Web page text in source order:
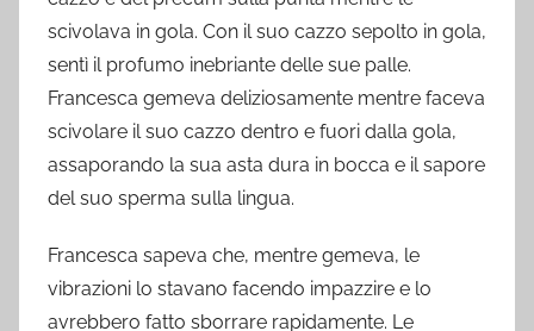
scivolava in gola. Con il suo cazzo sepolto in gola,
sentì il profumo inebriante delle sue palle.
Francesca gemeva deliziosamente mentre faceva
scivolare il suo cazzo dentro e fuori dalla gola,
assaporando la sua asta dura in bocca e il sapore
del suo sperma sulla lingua.
Francesca sapeva che, mentre gemeva, le
vibrazioni lo stavano facendo impazzire e lo
avrebbero fatto sborrare rapidamente. Le